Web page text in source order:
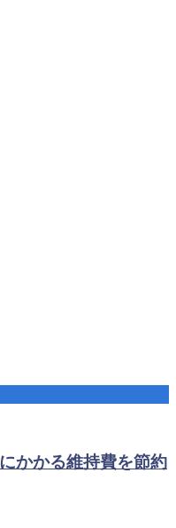
かかる維持費を節約